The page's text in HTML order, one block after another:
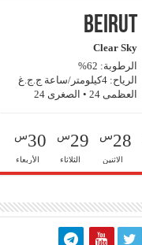
Beirut
Clear Sky
الرطوبة: 62%
الرياح: 4كيلومتر/ساعة ج.ج.غ
العظمى 24 • الصغرى 24
28س
الاثنين
29س
الثلاثاء
30س
الأربعاء